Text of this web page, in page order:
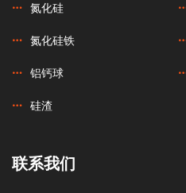
氮化硅
氮化硅铁
铝钙球
硅渣
联系我们